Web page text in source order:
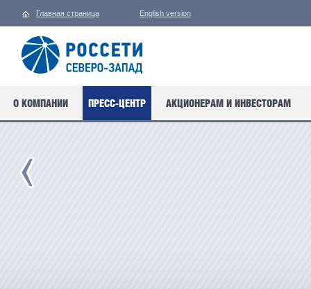
Главная страница English version
О КОМПАНИИ ПРЕСС-ЦЕНТР АКЦИОНЕРАМ И ИНВЕСТОРАМ